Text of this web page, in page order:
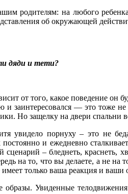
родителям: на любого
об окружающей
дяди и тети?
от того, какое поведение
— это тоже
Но защелку на двери спальни
увидело порнуху – это не
и ежедневно
– бледнеть, краснеть,
на то, что вы делаете, а не на
только ваша реакция и ваши
Увиденные